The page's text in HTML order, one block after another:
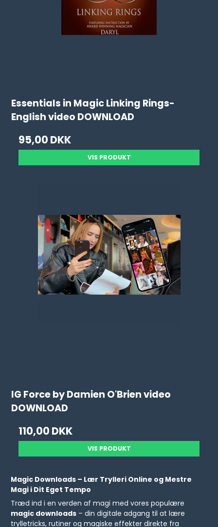
Essentials in Magic Linking Rings-
English video DOWNLOAD
95,00 DKK
VIS PRODUKT
IG Force by Damien O'Brien video
DOWNLOAD
110,00 DKK
VIS PRODUKT
Magic Downloads – Lær Trylleri Online og Mestre
Magi i Dit Eget Tempo
Træd ind i en verden af magi med vores populære
magic downloads – din digitale adgang til at lære
trylletricks, rutiner og magiske effekter direkte fra